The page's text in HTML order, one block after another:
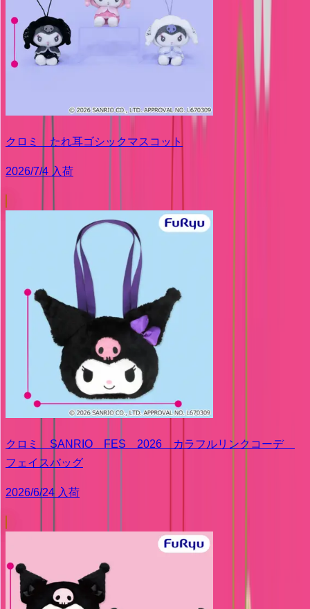
クロミ たれ耳ゴシックマスコット
2026/7/4 入荷
クロミ SANRIO FES 2026 カラフルリンクコーデ
フェイスバッグ
2026/6/24 入荷